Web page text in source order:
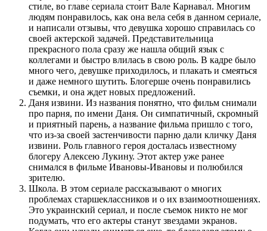
стиле, во главе сериала стоит Вале Карнавал. Многим
людям понравилось, как она вела себя в данном сериале,
и написали отзывы, что девушка хорошо справилась со
своей актерской задачей. Представительница
прекрасного пола сразу же нашла общий язык с
коллегами и быстро влилась в свою роль. В кадре было
много чего, девушке приходилось, и плакать и смеяться
и даже немного шутить. Блогерше очень понравились
съемки, и она ждет новых предложений.
Даня извини. Из названия понятно, что фильм снимали
про парня, по имени Даня. Он симпатичный, скромный
и приятный парень, а название фильма пришло с того,
что из-за своей застенчивости парню дали кличку Даня
извини. Роль главного героя досталась известному
блогеру Алексею Лукину. Этот актер уже ранее
снимался в фильме Ивановы-Ивановы и полюбился
зрителю.
Школа. В этом сериале рассказывают о многих
проблемах старшеклассников и о их взаимоотношениях.
Это украинский сериал, и после съемок никто не мог
подумать, что его актеры станут звездами экранов.